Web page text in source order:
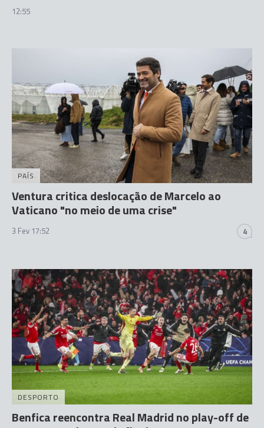
12:55
PAÍS
Ventura critica deslocação de Marcelo ao
Vaticano "no meio de uma crise"
3 Fev 17:52 4
DESPORTO
Benfica reencontra Real Madrid no play-off de